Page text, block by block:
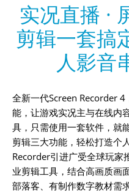
实况直播 ·
剪辑一套搞
人影音
全新一代Screen Recorder
能，让游戏实况主与在线内
具，只需使用一套软件，就
剪辑三大功能，轻松打造个
Recorder引进广受全球玩家
业剪辑工具，结合高画质画
部落客、有制作数字教材需